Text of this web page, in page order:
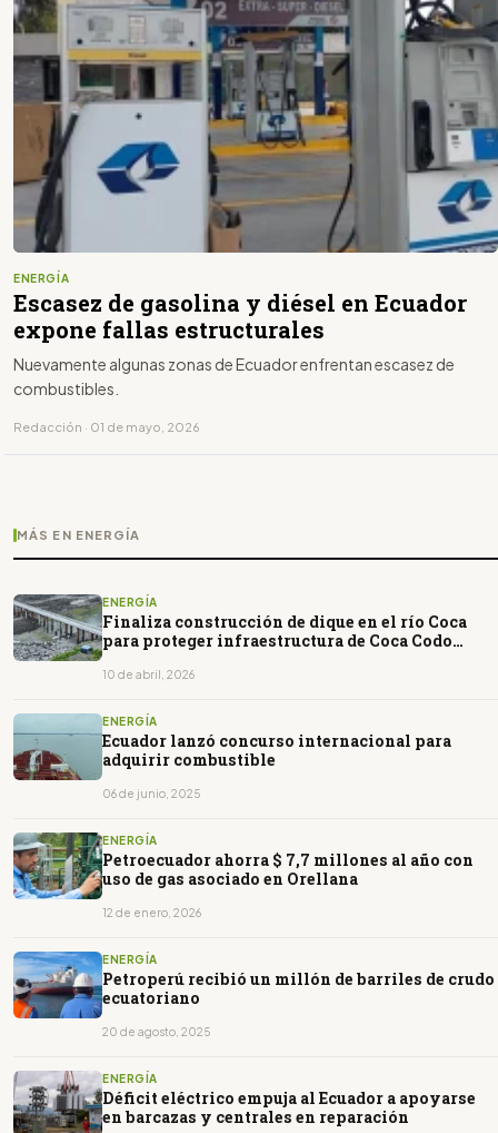
ENERGÍA
Escasez de gasolina y diésel en Ecuador
expone fallas estructurales
Nuevamente algunas zonas de Ecuador enfrentan escasez de
combustibles.
Redacción · 01 de mayo, 2026
MÁS EN ENERGÍA
ENERGÍA
Finaliza construcción de dique en el río Coca
para proteger infraestructura de Coca Codo
10 de abril, 2026
ENERGÍA
Ecuador lanzó concurso internacional para
adquirir combustible
06 de junio, 2025
ENERGÍA
Petroecuador ahorra $ 7,7 millones al año con
uso de gas asociado en Orellana
12 de enero, 2026
ENERGÍA
Petroperú recibió un millón de barriles de crudo
ecuatoriano
20 de agosto, 2025
ENERGÍA
Déficit eléctrico empuja al Ecuador a apoyarse
en barcazas y centrales en reparación